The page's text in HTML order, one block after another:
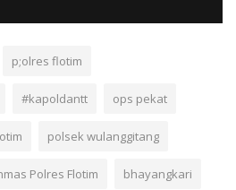
p;olres flotim
#kapoldantt ops pekat
polsek wulanggitang
Polres Flotim bhayangkari